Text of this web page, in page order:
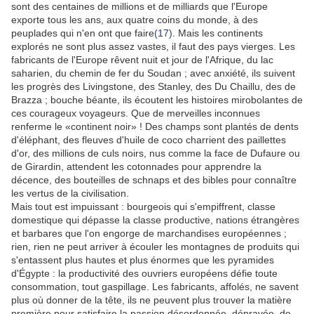
sont des centaines de millions et de milliards que l'Europe
exporte tous les ans, aux quatre coins du monde, à des
peuplades qui n'en ont que faire(17) . Mais les continents
explorés ne sont plus assez vastes, il faut des pays vierges. Les
fabricants de l'Europe rêvent nuit et jour de l'Afrique, du lac
saharien, du chemin de fer du Soudan ; avec anxiété, ils suivent
les progrès des Livingstone, des Stanley, des Du Chaillu, des de
Brazza ; bouche béante, ils écoutent les histoires mirobolantes de
ces courageux voyageurs. Que de merveilles inconnues
renferme le «continent noir» ! Des champs sont plantés de dents
d'éléphant, des fleuves d'huile de coco charrient des paillettes
d'or, des millions de culs noirs, nus comme la face de Dufaure ou
de Girardin, attendent les cotonnades pour apprendre la
décence, des bouteilles de schnaps et des bibles pour connaître
les vertus de la civilisation.
Mais tout est impuissant : bourgeois qui s'empiffrent, classe
domestique qui dépasse la classe productive, nations étrangères
et barbares que l'on engorge de marchandises européennes ;
rien, rien ne peut arriver à écouler les montagnes de produits qui
s'entassent plus hautes et plus énormes que les pyramides
d'Égypte : la productivité des ouvriers européens défie toute
consommation, tout gaspillage. Les fabricants, affolés, ne savent
plus où donner de la tête, ils ne peuvent plus trouver la matière